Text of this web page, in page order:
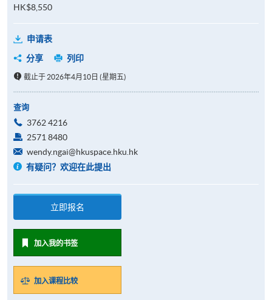
HK$8,550
申请表
分享
列印
截止于 2026年4月10日 (星期五)
查询
3762 4216
2571 8480
wendy.ngai@hkuspace.hku.hk
有疑问？欢迎在此提出
立即报名
加入我的书签
加入课程比较